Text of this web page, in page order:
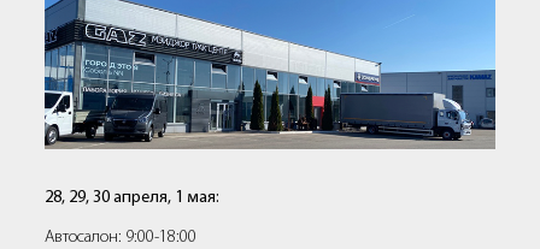
28, 29, 30 апреля, 1 мая:
Автосалон: 9:00-18:00